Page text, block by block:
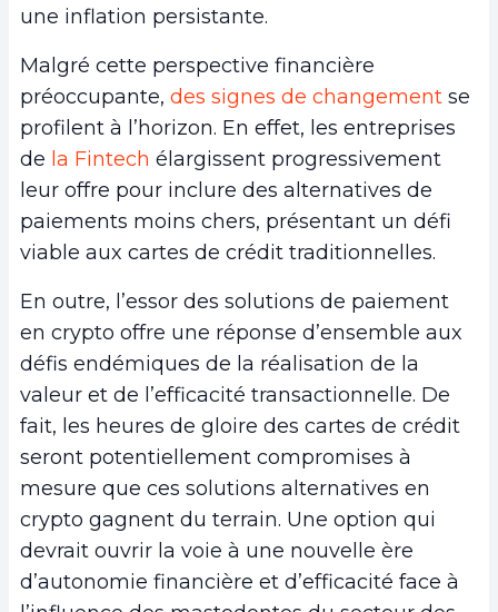
une inflation persistante.
Malgré cette perspective financière
préoccupante, des signes de changement se
profilent à l’horizon. En effet, les entreprises
de la Fintech élargissent progressivement
leur offre pour inclure des alternatives de
paiements moins chers, présentant un défi
viable aux cartes de crédit traditionnelles.
En outre, l’essor des solutions de paiement
en crypto offre une réponse d’ensemble aux
défis endémiques de la réalisation de la
valeur et de l’efficacité transactionnelle. De
fait, les heures de gloire des cartes de crédit
seront potentiellement compromises à
mesure que ces solutions alternatives en
crypto gagnent du terrain. Une option qui
devrait ouvrir la voie à une nouvelle ère
d’autonomie financière et d’efficacité face à